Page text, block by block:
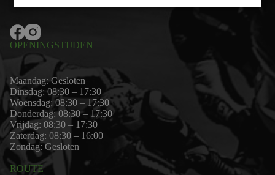
OPENINGSTIJDEN
Maandag: Gesloten
Dinsdag: 08:30 – 17:30
Woensdag: 08:30 – 17:30
Donderdag: 08:30 – 17:30
Vrijdag: 08:30 – 17:30
Zaterdag: 08:30 – 16:00
Zondag: Gesloten
ROUTE